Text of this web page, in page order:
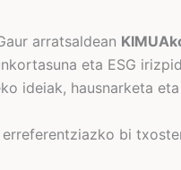
arratsaldean
eta ESG
ideiak, hausnarketa
bi